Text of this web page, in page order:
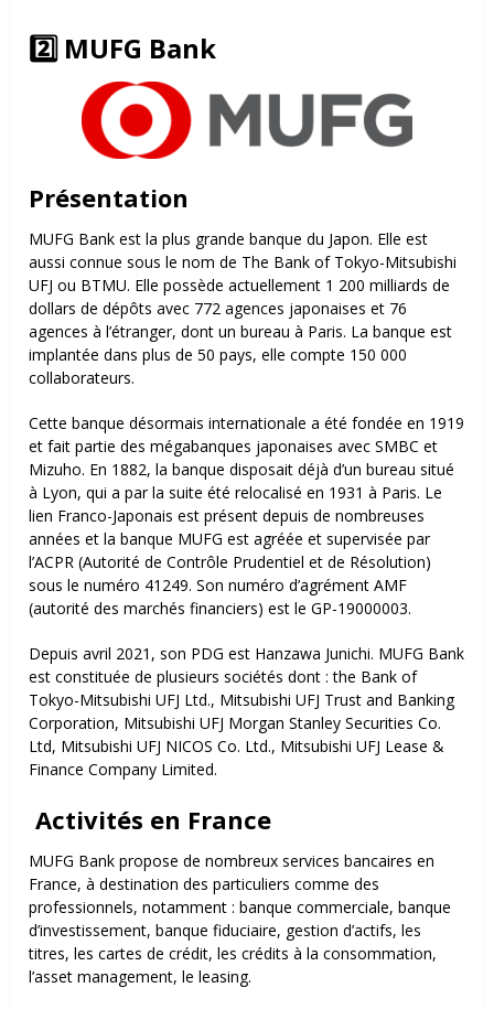
2️⃣ MUFG Bank
Présentation
MUFG Bank est la plus grande banque du Japon. Elle est
aussi connue sous le nom de The Bank of Tokyo-Mitsubishi
UFJ ou BTMU. Elle possède actuellement 1 200 milliards de
dollars de dépôts avec 772 agences japonaises et 76
agences à l’étranger, dont un bureau à Paris. La banque est
implantée dans plus de 50 pays, elle compte 150 000
collaborateurs.
Cette banque désormais internationale a été fondée en 1919
et fait partie des mégabanques japonaises avec SMBC et
Mizuho. En 1882, la banque disposait déjà d’un bureau situé
à Lyon, qui a par la suite été relocalisé en 1931 à Paris. Le
lien Franco-Japonais est présent depuis de nombreuses
années et la banque MUFG est agréée et supervisée par
l’ACPR (Autorité de Contrôle Prudentiel et de Résolution)
sous le numéro 41249. Son numéro d’agrément AMF
(autorité des marchés financiers) est le GP-19000003.
Depuis avril 2021, son PDG est Hanzawa Junichi. MUFG Bank
est constituée de plusieurs sociétés dont : the Bank of
Tokyo-Mitsubishi UFJ Ltd., Mitsubishi UFJ Trust and Banking
Corporation, Mitsubishi UFJ Morgan Stanley Securities Co.
Ltd, Mitsubishi UFJ NICOS Co. Ltd., Mitsubishi UFJ Lease &
Finance Company Limited.
Activités en France
MUFG Bank propose de nombreux services bancaires en
France, à destination des particuliers comme des
professionnels, notamment : banque commerciale, banque
d’investissement, banque fiduciaire, gestion d’actifs, les
titres, les cartes de crédit, les crédits à la consommation,
l’asset management, le leasing.